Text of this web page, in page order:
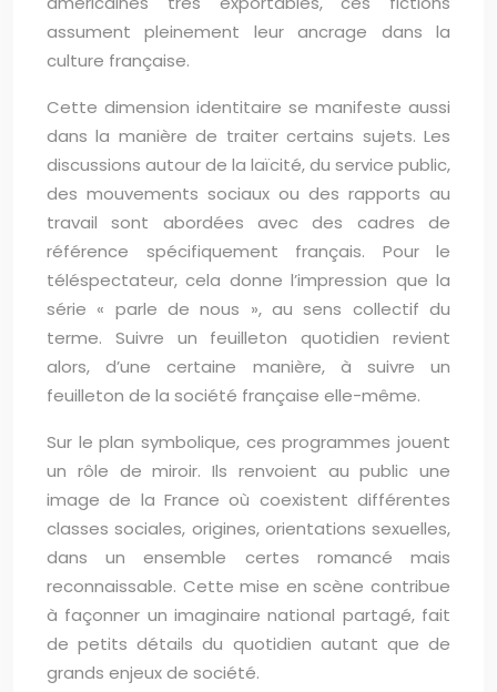
assument pleinement leur ancrage dans la
culture française.
Cette dimension identitaire se manifeste aussi
dans la manière de traiter certains sujets. Les
discussions autour de la laïcité, du service public,
des mouvements sociaux ou des rapports au
travail sont abordées avec des cadres de
référence spécifiquement français. Pour le
téléspectateur, cela donne l’impression que la
série « parle de nous », au sens collectif du
terme. Suivre un feuilleton quotidien revient
alors, d’une certaine manière, à suivre un
feuilleton de la société française elle-même.
Sur le plan symbolique, ces programmes jouent
un rôle de miroir. Ils renvoient au public une
image de la France où coexistent différentes
classes sociales, origines, orientations sexuelles,
dans un ensemble certes romancé mais
reconnaissable. Cette mise en scène contribue
à façonner un imaginaire national partagé, fait
de petits détails du quotidien autant que de
grands enjeux de société.